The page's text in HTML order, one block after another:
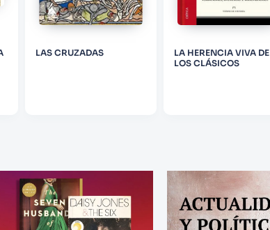
LAS CRUZADAS
LA HERENCIA VIVA DE
LOS CLÁSICOS